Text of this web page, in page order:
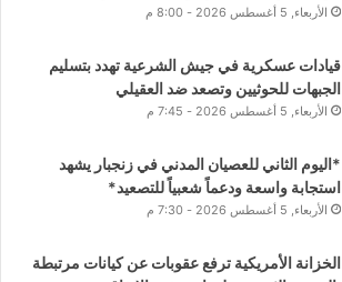
الأربعاء, 5 أغسطس 2026 - 8:00 م
قيادات عسكرية في جيش الشرعية تهدد بتسليم
الجبهات للحوثيين وتصعد ضد العقيلي
الأربعاء, 5 أغسطس 2026 - 7:45 م
*اليوم الثاني للعصيان المدني في زنجبار يشهد
استجابة واسعة ودعماً شعبياً للتصعيد*
الأربعاء, 5 أغسطس 2026 - 7:30 م
الخزانة الأمريكية ترفع عقوبات عن كيانات مرتبطة